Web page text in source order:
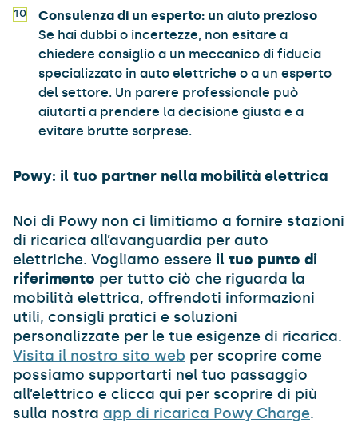
Consulenza di un esperto: un aiuto prezioso
Se hai dubbi o incertezze, non esitare a
chiedere consiglio a un meccanico di fiducia
specializzato in auto elettriche o a un esperto
del settore. Un parere professionale può
aiutarti a prendere la decisione giusta e a
evitare brutte sorprese.
Powy: il tuo partner nella mobilità elettrica
Noi di Powy non ci limitiamo a fornire stazioni
di ricarica all’avanguardia per auto
elettriche. Vogliamo essere il tuo punto di
riferimento per tutto ciò che riguarda la
mobilità elettrica, offrendoti informazioni
utili, consigli pratici e soluzioni
personalizzate per le tue esigenze di ricarica.
Visita il nostro sito web per scoprire come
possiamo supportarti nel tuo passaggio
all’elettrico e clicca qui per scoprire di più
sulla nostra app di ricarica Powy Charge.